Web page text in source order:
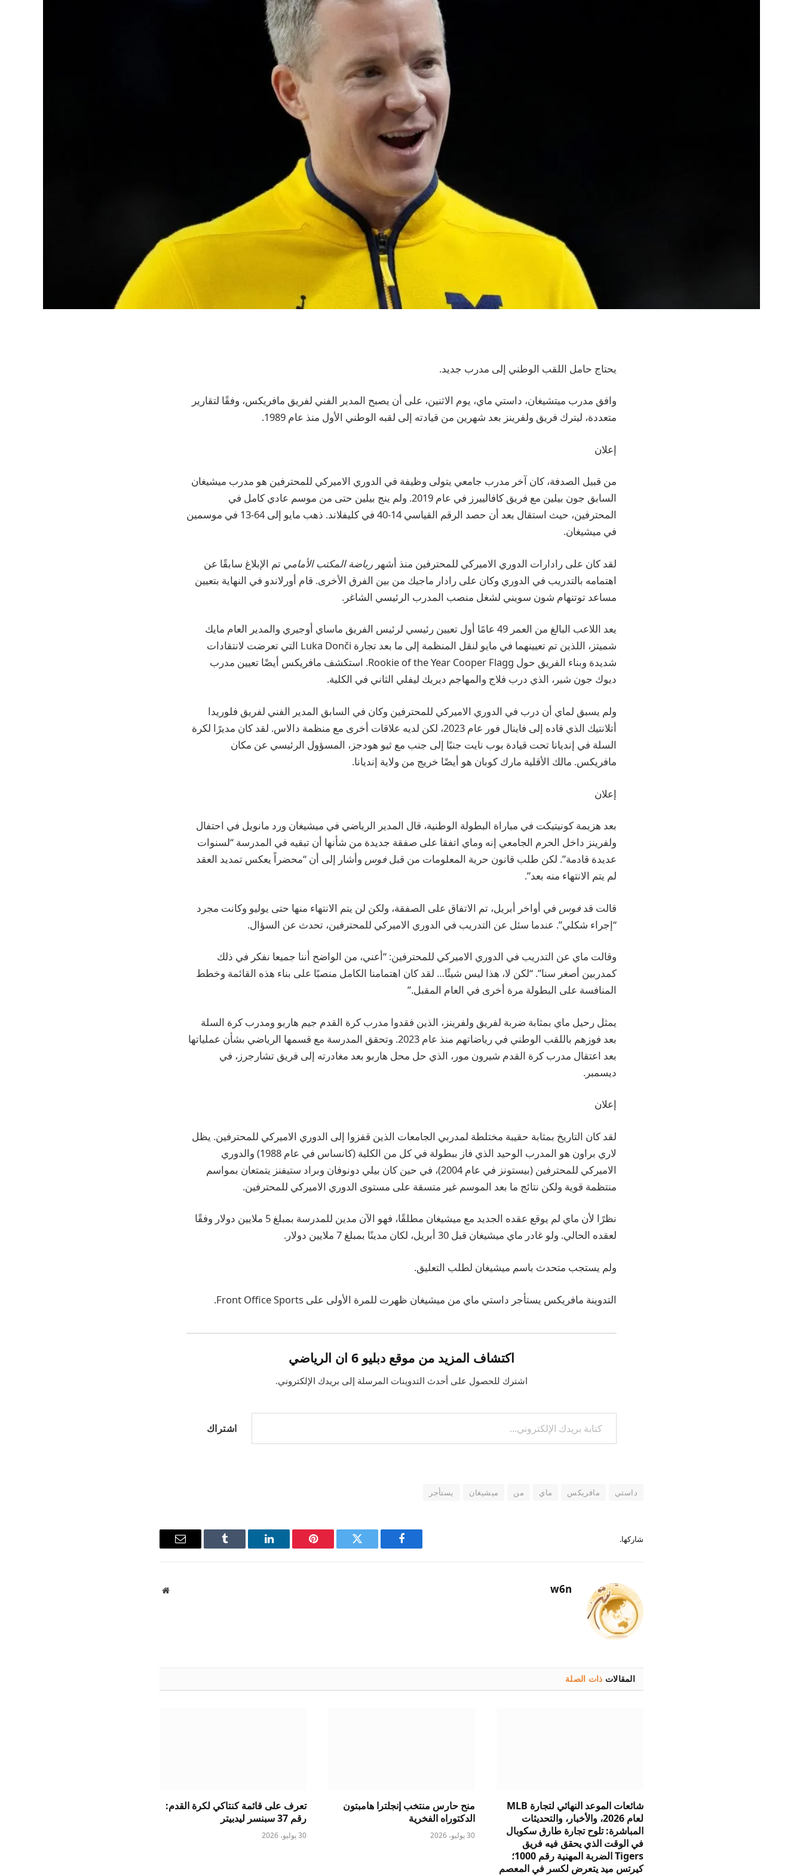
يحتاج حامل اللقب الوطني إلى مدرب جديد.
وافق مدرب ميتشيغان، داستي ماي، يوم الاثنين، على أن يصبح المدير الفني لفريق مافريكس، وفقًا لتقارير
متعددة، ليترك فريق ولفرينز بعد شهرين من قيادته إلى لقبه الوطني الأول منذ عام 1989.
إعلان
من قبيل الصدفة، كان آخر مدرب جامعي يتولى وظيفة في الدوري الاميركي للمحترفين هو مدرب ميشيغان
السابق جون بيلين مع فريق كافالييرز في عام 2019. ولم ينج بيلين حتى من موسم عادي كامل في
المحترفين، حيث استقال بعد أن حصد الرقم القياسي 14-40 في كليفلاند. ذهب مايو إلى 64-13 في موسمين
في ميشيغان.
لقد كان على رادارات الدوري الاميركي للمحترفين منذ أشهر رياضة المكتب الأمامي تم الإبلاغ سابقًا عن
اهتمامه بالتدريب في الدوري وكان على رادار ماجيك من بين الفرق الأخرى. قام أورلاندو في النهاية بتعيين
مساعد توتنهام شون سويني لشغل منصب المدرب الرئيسي الشاغر.
يعد اللاعب البالغ من العمر 49 عامًا أول تعيين رئيسي لرئيس الفريق ماساي أوجيري والمدير العام مايك
شميتز، اللذين تم تعيينهما في مايو لنقل المنظمة إلى ما بعد تجارة Luka Donči التي تعرضت لانتقادات
شديدة وبناء الفريق حول Rookie of the Year Cooper Flagg. استكشف مافريكس أيضًا تعيين مدرب
ديوك جون شير، الذي درب فلاج والمهاجم ديريك ليفلي الثاني في الكلية.
ولم يسبق لماي أن درب في الدوري الاميركي للمحترفين وكان في السابق المدير الفني لفريق فلوريدا
أتلانتيك الذي قاده إلى فاينال فور عام 2023، لكن لديه علاقات أخرى مع منظمة دالاس. لقد كان مديرًا لكرة
السلة في إنديانا تحت قيادة بوب نايت جنبًا إلى جنب مع ثيو هودجز، المسؤول الرئيسي عن مكان
مافريكس. مالك الأقلية مارك كوبان هو أيضًا خريج من ولاية إنديانا.
إعلان
بعد هزيمة كونيتيكت في مباراة البطولة الوطنية، قال المدير الرياضي في ميشيغان ورد مانويل في احتفال
ولفرينز داخل الحرم الجامعي إنه وماي اتفقا على صفقة جديدة من شأنها أن تبقيه في المدرسة “لسنوات
عديدة قادمة”. لكن طلب قانون حرية المعلومات من قبل فوس وأشار إلى أن “محضراً يعكس تمديد العقد
لم يتم الانتهاء منه بعد”.
قالت قد فوس في أواخر أبريل، تم الاتفاق على الصفقة، ولكن لن يتم الانتهاء منها حتى يوليو وكانت مجرد
“إجراء شكلي”. عندما سئل عن التدريب في الدوري الاميركي للمحترفين، تحدث عن السؤال.
وقالت ماي عن التدريب في الدوري الاميركي للمحترفين: “أعني، من الواضح أننا جميعا نفكر في ذلك
كمدربين أصغر سنا”. “لكن لا، هذا ليس شيئًا… لقد كان اهتمامنا الكامل منصبًا على بناء هذه القائمة وخطط
المنافسة على البطولة مرة أخرى في العام المقبل.”
يمثل رحيل ماي بمثابة ضربة لفريق ولفرينز، الذين فقدوا مدرب كرة القدم جيم هاربو ومدرب كرة السلة
بعد فوزهم باللقب الوطني في رياضاتهم منذ عام 2023. وتحقق المدرسة مع قسمها الرياضي بشأن عملياتها
بعد اعتقال مدرب كرة القدم شيرون مور، الذي حل محل هاربو بعد مغادرته إلى فريق تشارجرز، في
ديسمبر.
إعلان
لقد كان التاريخ بمثابة حقيبة مختلطة لمدربي الجامعات الذين قفزوا إلى الدوري الاميركي للمحترفين. يظل
لاري براون هو المدرب الوحيد الذي فاز ببطولة في كل من الكلية (كانساس في عام 1988) والدوري
الاميركي للمحترفين (بيستونز في عام 2004)، في حين كان بيلي دونوفان وبراد ستيفنز يتمتعان بمواسم
منتظمة قوية ولكن نتائج ما بعد الموسم غير متسقة على مستوى الدوري الاميركي للمحترفين.
نظرًا لأن ماي لم يوقع عقده الجديد مع ميشيغان مطلقًا، فهو الآن مدين للمدرسة بمبلغ 5 ملايين دولار وفقًا
لعقده الحالي. ولو غادر ماي ميشيغان قبل 30 أبريل، لكان مدينًا بمبلغ 7 ملايين دولار.
ولم يستجب متحدث باسم ميشيغان لطلب التعليق.
التدوينة مافريكس يستأجر داستي ماي من ميشيغان ظهرت للمرة الأولى على Front Office Sports.
اكتشاف المزيد من موقع دبليو 6 ان الرياضي
اشترك للحصول على أحدث التدوينات المرسلة إلى بريدك الإلكتروني.
كتابة بريدك الإلكتروني...
اشتراك
داستي مافريكس ماي من ميشيغان يستأجر
شاركها.
فيسبوك
تويتر بينتيريستلينكدإن Tumblr
البريد
w6n
موقع
المقالات ذات الصلة
شائعات الموعد النهائي لتجارة MLB
لعام 2026، والأخبار، والتحديثات
المباشرة: تلوح تجارة طارق سكوبال
في الوقت الذي يحقق فيه فريق
Tigers الضربة المهنية رقم 1000؛
كيرتس ميد يتعرض لكسر في المعصم
منح حارس منتخب إنجلترا هامبتون
الدكتوراه الفخرية
30 يوليو، 2026
تعرف على قائمة كنتاكي لكرة القدم:
رقم 37 سبنسر ليدبيتر
30 يوليو، 2026